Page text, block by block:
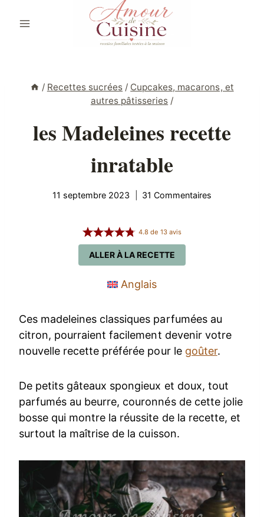
/ Recettes sucrées / Cupcakes, macarons, et
autres pâtisseries /
les Madeleines recette
inratable
11 septembre 2023 31 Commentaires
ALLER À LA RECETTE
4.8 de 13avis
Anglais
Ces madeleines classiques parfumées au
citron, pourraient facilement devenir votre
nouvelle recette préférée pour le goûter.
De petits gâteaux spongieux et doux, tout
parfumés au beurre, couronnés de cette jolie
bosse qui montre la réussite de la recette, et
surtout la maîtrise de la cuisson.